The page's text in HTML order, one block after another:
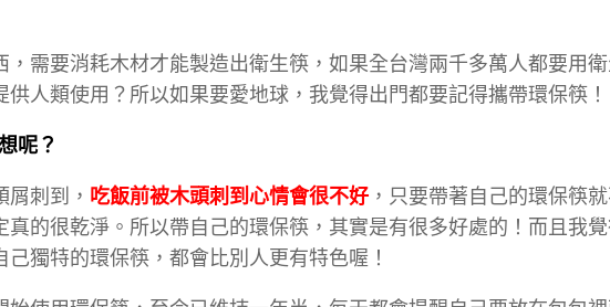
，需要消耗木材才能製造出衛生筷，如果全台灣兩千多萬人都要用
人類使用？所以如果要愛地球，我覺得出門都要記得攜帶環保筷！
呢？
刺到， 吃飯前被木頭刺到心情會很不好 ，只要帶著自己的環保筷
的很乾淨。所以帶自己的環保筷，其實是有很多好處的！而且我
獨特的環保筷，都會比別人更有特色喔！